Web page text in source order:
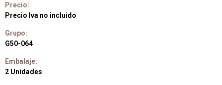
Precio:
Precio Iva no incluido
Grupo:
G50-064
Embalaje:
2 Unidades